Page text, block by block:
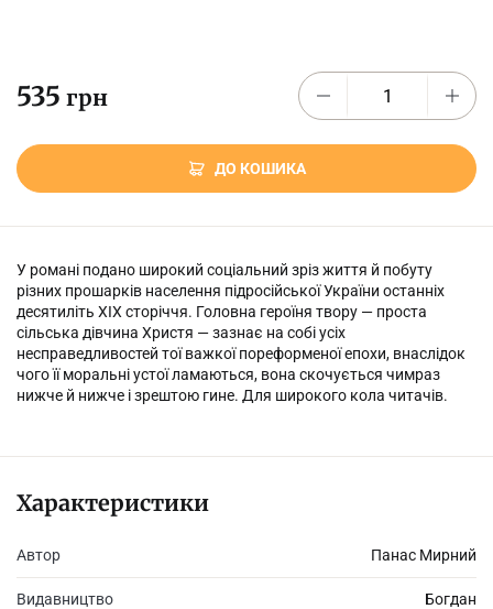
535 грн
ДО КОШИКА
У романі подано широкий соціальний зріз життя й побуту
різних прошарків населення підросійської України останніх
десятиліть ХІХ сторіччя. Головна героїня твору — проста
сільська дівчина Христя — зазнає на собі усіх
несправедливостей тої важкої пореформеної епохи, внаслідок
чого її моральні устої ламаються, вона скочується чимраз
нижче й нижче і зрештою гине. Для широкого кола читачів.
Характеристики
Автор Панас Мирний
Видавництво Богдан